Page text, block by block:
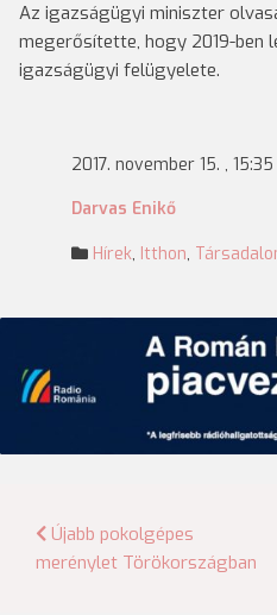
Az igazságügyi miniszter
megerősítette, hogy 2019-ben
igazságügyi felügyelete.
2017. november 15. , 15:35
Darvas Enikő
Hírek, Itthon,
Bejegyzés
navigáció
Újabb pokolgépes
merénylet Törökországban